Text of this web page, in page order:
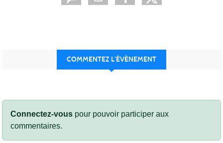
COMMENTEZ L’ÉVÈNEMENT
Connectez-vous pour pouvoir participer aux
commentaires.